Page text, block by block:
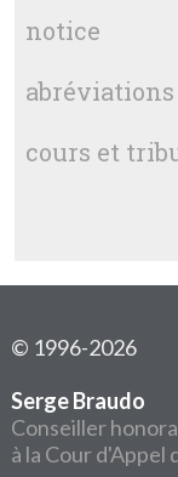
notice
abréviations
cours et
© 1996-2026
Serge Braudo
Conseiller
à la Cour d'Appel